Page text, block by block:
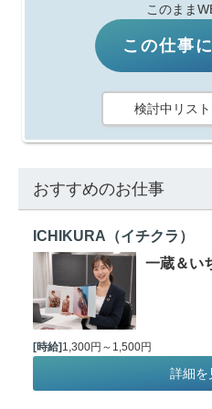
このまま
この仕事
検討中リス
おすすめのお仕事
ICHIKURA（イチクラ）
一蔵＆い
[時給]1,300円～1,500円
詳細を